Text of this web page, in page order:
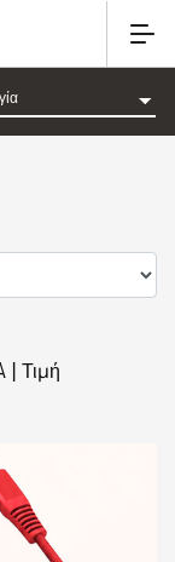
| Τιμή